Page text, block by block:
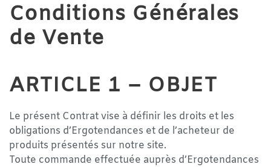
Conditions Générales
de Vente
ARTICLE 1 – OBJET
Le présent Contrat vise à définir les droits et les
obligations d’Ergotendances et de l’acheteur de
produits présentés sur notre site.
Toute commande effectuée auprès d’Ergotendances